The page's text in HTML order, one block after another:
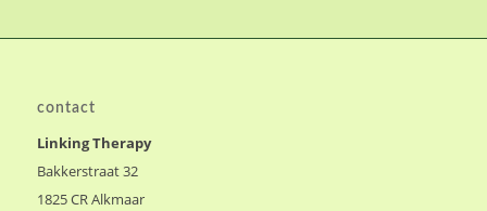
contact
Linking Therapy
Bakkerstraat 32
1825 CR Alkmaar